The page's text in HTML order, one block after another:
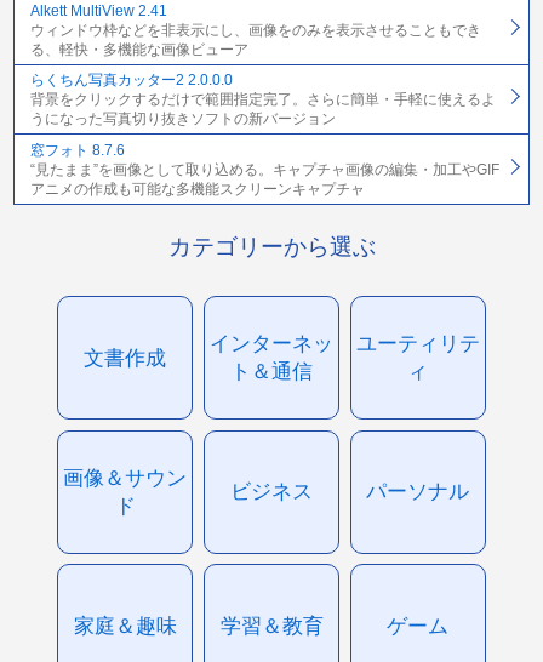
Alkett MultiView 2.41
ウィンドウ枠などを非表示にし、画像をのみを表示させることもでき
る、軽快・多機能な画像ビューア
らくちん写真カッター2 2.0.0.0
背景をクリックするだけで範囲指定完了。さらに簡単・手軽に使えるよ
うになった写真切り抜きソフトの新バージョン
窓フォト 8.7.6
“見たまま”を画像として取り込める。キャプチャ画像の編集・加工やGIF
アニメの作成も可能な多機能スクリーンキャプチャ
カテゴリーから選ぶ
文書作成
インターネッ
ト＆通信
ユーティリテ
ィ
画像＆サウン
ド
ビジネス パーソナル
家庭＆趣味 学習＆教育 ゲーム